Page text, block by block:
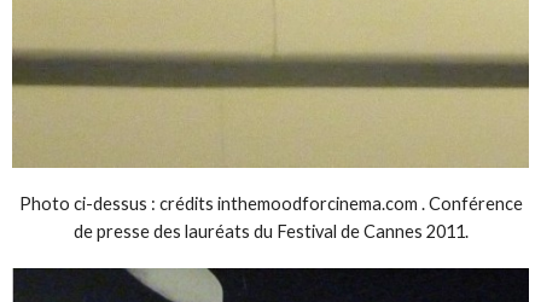
Photo ci-dessus : crédits inthemoodforcinema.com . Conférence
de presse des lauréats du Festival de Cannes 2011.